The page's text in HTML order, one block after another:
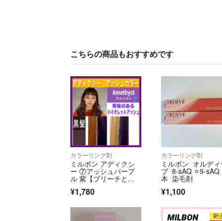
こちらの商品もおすすめです
カラーリング剤
ミルボン アディクシ
ー ⑦アッシュパープ
ル 紫【ブリーチとセ
ットで5%割引き
¥1,780
カラーリング剤
ミルボン オルディ
ブ 8-sAQ ⚪︎9-
本 染毛剤
¥1,100